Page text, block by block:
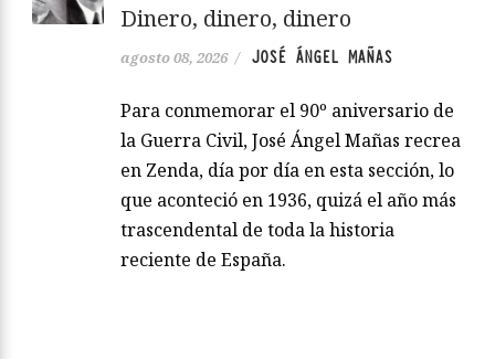
Dinero, dinero, dinero
agosto 08, 2026 / JOSÉ ÁNGEL MAÑAS
Para conmemorar el 90º aniversario de
la Guerra Civil, José Ángel Mañas recrea
en Zenda, día por día en esta sección, lo
que aconteció en 1936, quizá el año más
trascendental de toda la historia
reciente de España.